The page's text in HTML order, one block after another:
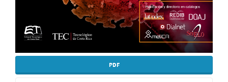
PDF